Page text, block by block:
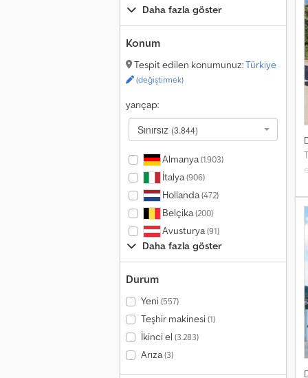
Daha fazla göster
Konum
Tespit edilen konumunuz:Türkiye
(değiştirmek)
yarıçap:
Sınırsız (3.844)
Almanya(1.903)
İtalya(906)
Hollanda(472)
Belçika(200)
Avusturya(91)
Daha fazla göster
Durum
Yeni(557)
Teşhir makinesi(1)
İkinci el (3.283)
Arıza(3)